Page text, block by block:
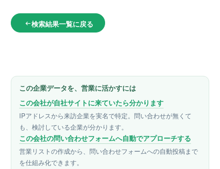
arrow_left_alt検索結果一覧に戻る
この企業データを、営業に活かすには
この会社が自社サイトに来ていたら分かります
IPアドレスから来訪企業を実名で特定。問い合わせが無くて
も、検討している企業が分かります。
この会社の問い合わせフォームへ自動でアプローチする
営業リストの作成から、問い合わせフォームへの自動投稿まで
を仕組み化できます。